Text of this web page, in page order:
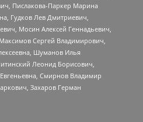
Пислакова-Паркер Марина
Гудков Лев Дмитриевич,
Мосин Алексей Геннадьевич,
Сергей Владимирович,
Шуманов Илья
Леонид Борисович,
Смирнов Владимир
Захаров Герман